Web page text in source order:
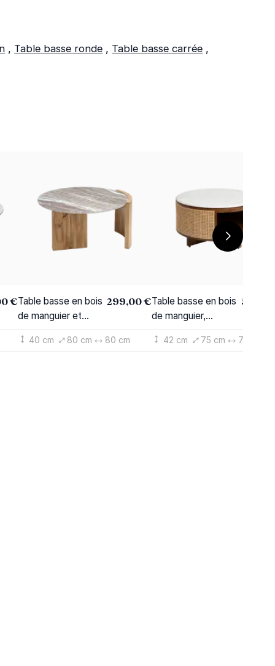
, Table basse ronde , Table basse carrée ,
€Table basse en bois
de manguier et
299,00 €
40 cm 80 cm 80 cm
Table basse en bois
de manguier,
Brook
42 cm 75 cm 75 cm